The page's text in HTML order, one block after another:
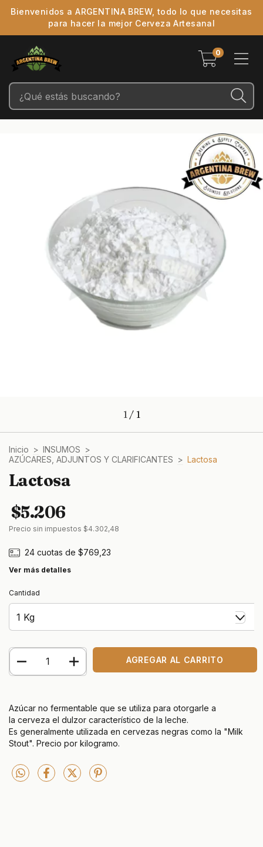
Bienvenidos a ARGENTINA BREW, todo lo que necesitas
para hacer la mejor Cerveza Artesanal
0
1/ 1
Inicio > INSUMOS >
AZÚCARES, ADJUNTOS Y CLARIFICANTES > Lactosa
Lactosa
$5.206
Precio sin impuestos $4.302,48
24 cuotas de $769,23
Ver más detalles
Cantidad
Azúcar no fermentable que se utiliza para otorgarle a
la cerveza el dulzor característico de la leche.
Es generalmente utilizada en cervezas negras como la "Milk
Stout". Precio por kilogramo.